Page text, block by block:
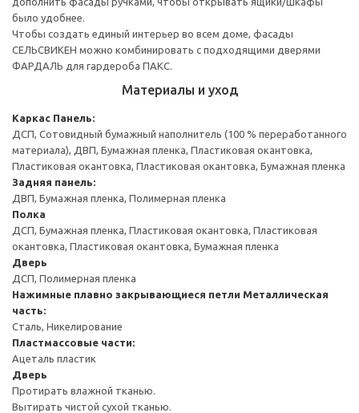
было удобнее.
Чтобы создать единый интерьер во всем доме, фасады
СЕЛЬСВИКЕН можно комбинировать с подходящими дверями
ФАРДАЛЬ для гардероба ПАКС.
Материалы и уход
Каркас Панель:
ДСП, Сотовидный бумажный наполнитель (100 % переработанного
материала), ДВП, Бумажная пленка, Пластиковая окантовка,
Пластиковая окантовка, Пластиковая окантовка, Бумажная пленка
Задняя панель:
ДВП, Бумажная пленка, Полимерная пленка
Полка
ДСП, Бумажная пленка, Пластиковая окантовка, Пластиковая
окантовка, Пластиковая окантовка, Бумажная пленка
Дверь
ДСП, Полимерная пленка
Нажимные плавно закрывающиеся петли Металлическая
часть:
Сталь, Никелирование
Пластмассовые части:
Ацеталь пластик
Дверь
Протирать влажной тканью.
Вытирать чистой сухой тканью.